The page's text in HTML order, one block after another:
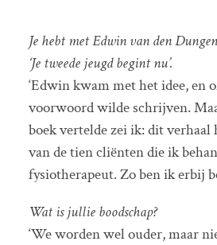
Je hebt met Edwin van den
‘Je tweede jeugd begint nu’.
‘Edwin kwam met het idee, en
voorwoord wilde schrijven.
boek vertelde zei ik: dit verhaal
van de tien cliënten die ik
fysiotherapeut. Zo ben ik erbij
Wat is jullie boodschap?
‘We worden wel ouder, maar